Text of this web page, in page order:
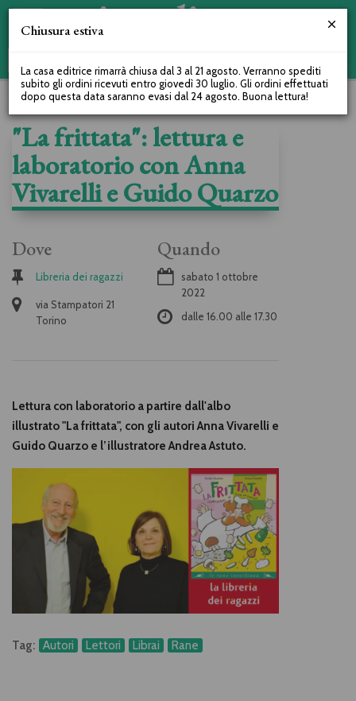
"La frittata": lettura e
laboratorio con Anna
Vivarelli e Guido Quarzo
Dove
Libreria dei ragazzi
via Stampatori 21
Torino
Quando
sabato 1 ottobre
2022
dalle 16.00 alle 17.30
Lettura con laboratorio a partire dall'albo
illustrato "La frittata", con gli autori Anna Vivarelli e
Guido Quarzo e l’illustratore Andrea Astuto.
Tag: Autori Lettori Librai Rane
Chiusura estiva
La casa editrice rimarrà chiusa dal 3 al 21 agosto. Verranno spediti
subito gli ordini ricevuti entro giovedì 30 luglio. Gli ordini effettuati
dopo questa data saranno evasi dal 24 agosto. Buona lettura!